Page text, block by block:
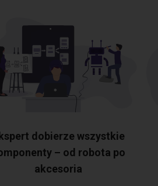
dobierze wszystkie
– od robota po
akcesoria